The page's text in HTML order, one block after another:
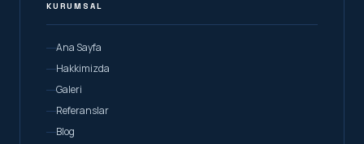
KURUMSAL
Ana Sayfa
Hakkimizda
Galeri
Referanslar
Blog